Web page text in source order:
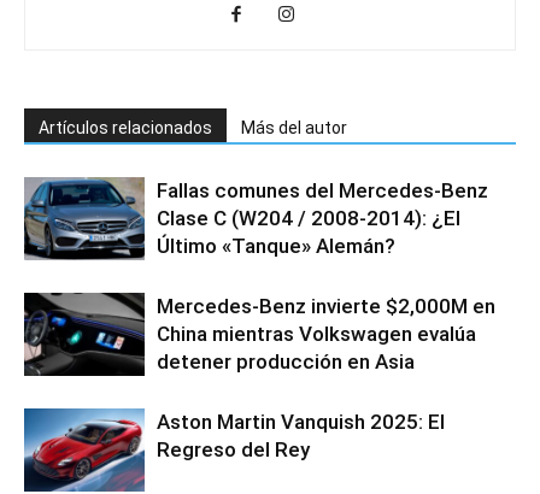
Artículos relacionados Más del autor
Fallas comunes del Mercedes-Benz
Clase C (W204 / 2008-2014): ¿El
Último «Tanque» Alemán?
Mercedes-Benz invierte $2,000M en
China mientras Volkswagen evalúa
detener producción en Asia
Aston Martin Vanquish 2025: El
Regreso del Rey